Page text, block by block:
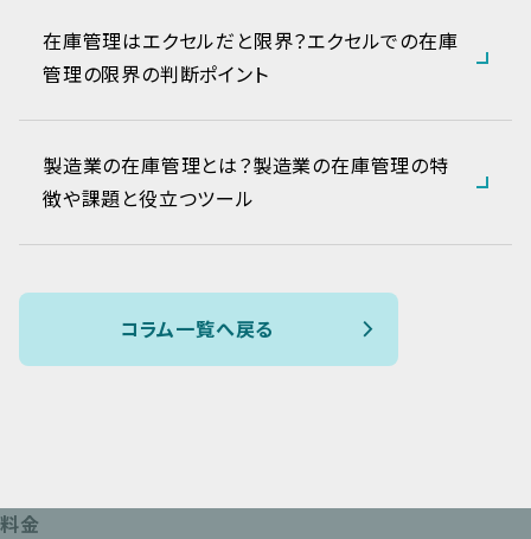
在庫管理はエクセルだと限界？エクセルでの在庫
管理の限界の判断ポイント
製造業の在庫管理とは？製造業の在庫管理の特
徴や課題と役立つツール
コラム一覧へ戻る
料金